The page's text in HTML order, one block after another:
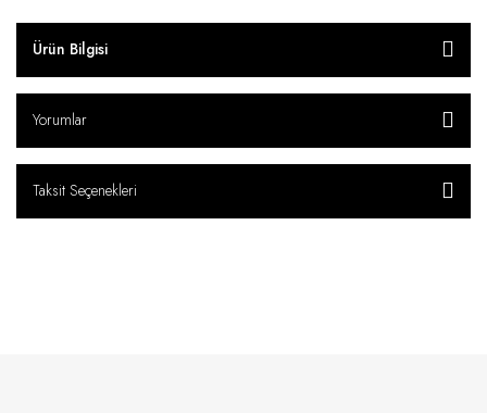
Ürün Bilgisi
Yorumlar
Taksit Seçenekleri